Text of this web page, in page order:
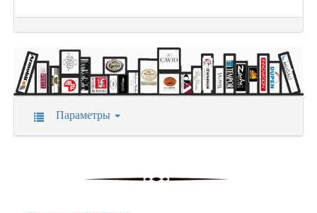
Параметры